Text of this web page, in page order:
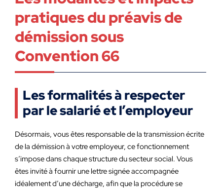
pratiques du préavis de
démission sous
Convention 66
Les formalités à respecter
par le salarié et l’employeur
Désormais, vous êtes responsable de la transmission écrite
de la démission à votre employeur, ce fonctionnement
s’impose dans chaque structure du secteur social. Vous
êtes invité à fournir une lettre signée accompagnée
idéalement d’une décharge, afin que la procédure se